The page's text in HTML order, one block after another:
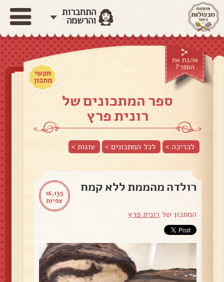
התחברות
והרשמה
אהבת את
הספר?
חפשי
מתכון
ספר המתכונים של
רונית פרץ
לכריכה > לכל המתכונים > עוגות>
16,135
צפיות
רולדה מהממת ללא קמח
המתכון של רונית פרץ